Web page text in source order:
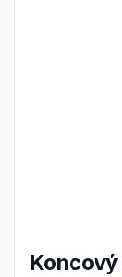
Koncový spínač s kladkou a